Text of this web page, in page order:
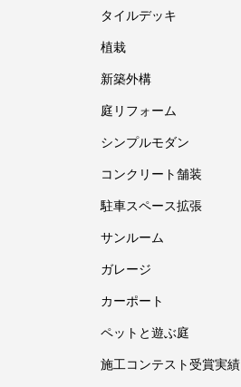
タイルデッキ
植栽
新築外構
庭リフォーム
シンプルモダン
コンクリート舗装
駐車スペース拡張
サンルーム
ガレージ
カーポート
ペットと遊ぶ庭
施工コンテスト受賞実績